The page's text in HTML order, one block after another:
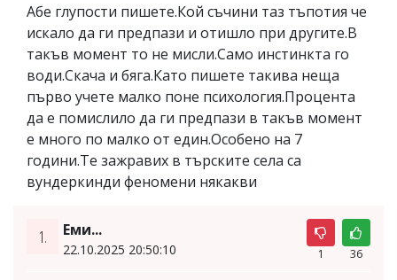
Абе глупости пишете.Кой съчини таз тъпотия че
искало да ги предпази и отишло при другите.В
такъв момент то не мисли.Само инстинкта го
води.Скача и бяга.Като пишете такива неща
първо учете малко поне психология.Процента
да е помислило да ги предпази в такъв момент
е много по малко от един.Особено на 7
години.Те зажравих в търските села са
вундеркинди феномени някакви
1. Еми...
22.10.2025 20:50:10 1 36